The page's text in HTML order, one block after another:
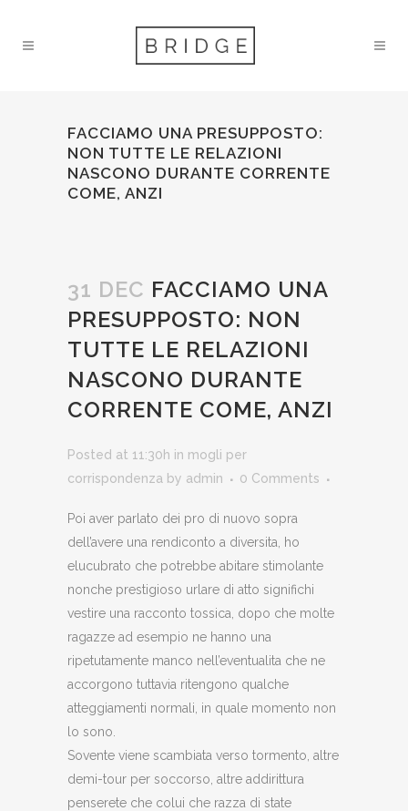
FACCIAMO UNA PRESUPPOSTO:
NON TUTTE LE RELAZIONI
NASCONO DURANTE CORRENTE
COME, ANZI
31 DEC FACCIAMO UNA
PRESUPPOSTO: NON
TUTTE LE RELAZIONI
NASCONO DURANTE
CORRENTE COME, ANZI
Posted at 11:30h in mogli per
corrispondenza by admin 0 Comments
Poi aver parlato dei pro di nuovo sopra
dell’avere una rendiconto a diversita, ho
elucubrato che potrebbe abitare stimolante
nonche prestigioso urlare di atto significhi
vestire una racconto tossica, dopo che molte
ragazze ad esempio ne hanno una
ripetutamente manco nell’eventualita che ne
accorgono tuttavia ritengono qualche
atteggiamenti normali, in quale momento non
lo sono.
Sovente viene scambiata verso tormento, altre
demi-tour per soccorso, altre addirittura
penserete che colui che razza di state